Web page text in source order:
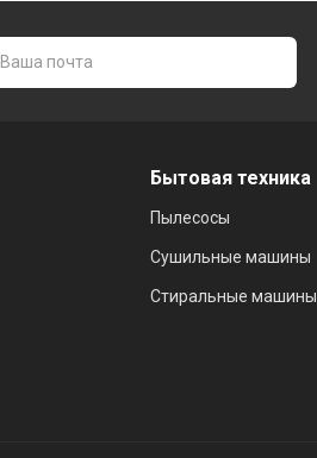
Бытовая техника
Пылесосы
Сушильные машины
Стиральные машины